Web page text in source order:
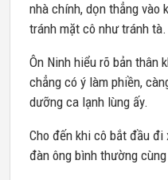
nhà chính, dọn thẳng vào
tránh mặt cô như tránh tà.
Ôn Ninh hiểu rõ bản thân
chẳng có ý làm phiền,
dưỡng ca lạnh lùng ấy.
Cho đến khi cô bắt đầu
đàn ông bình thường